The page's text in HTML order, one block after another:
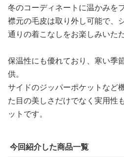
冬のコーディネートに温かみを
襟元の毛皮は取り外し可能で、
通りの着こなしをお楽しみいた
保温性にも優れており、寒い季
供。
サイドのジッパーポケットなど
た目の美しさだけでなく実用性
ットです。
今回紹介した商品一覧